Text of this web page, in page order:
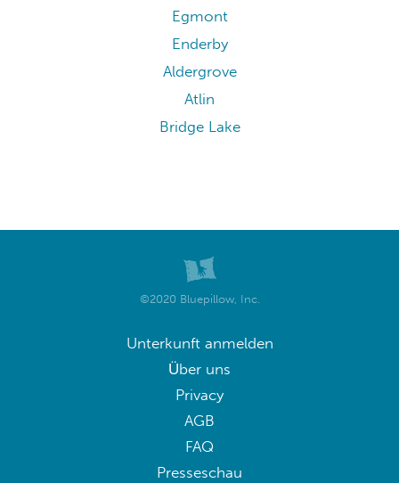
Egmont
Enderby
Aldergrove
Atlin
Bridge Lake
©2020 Bluepillow, Inc.
Unterkunft anmelden
Über uns
Privacy
AGB
FAQ
Presseschau